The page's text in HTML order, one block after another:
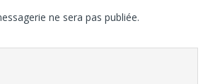
ne sera pas publiée.